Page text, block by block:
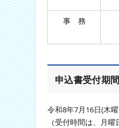
事 務
申込書受付期間
令和8年7月16日(木
（受付時間は、月